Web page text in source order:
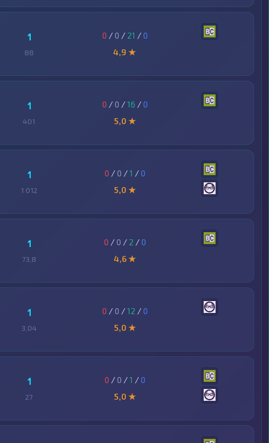
1
88
0 / 0 / 21 /0
4,9 ★
1
401
0 / 0 /16 /0
5,0 ★
1
1 012
0 / 0 /1 /0
5,0 ★
1
73,8
0 / 0 / 2 /0
4,6 ★
1
3,04
0 / 0 /12 /0
5,0 ★
1
27
0 / 0 /1 /0
5,0 ★